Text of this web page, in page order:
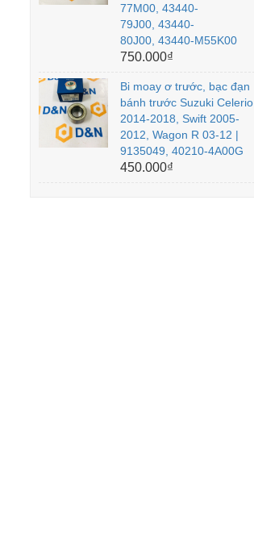
77M00, 43440-
79J00, 43440-
80J00, 43440-M55K00
750.000₫
Bi moay ơ trước, bạc đạn
bánh trước Suzuki Celerio
2014-2018, Swift 2005-
2012, Wagon R 03-12 |
9135049, 40210-4A00G
450.000₫